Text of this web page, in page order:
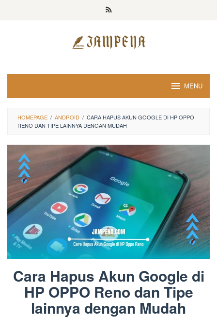
MENU
HOMEPAGE / ANDROID / CARA HAPUS AKUN GOOGLE DI HP OPPO
RENO DAN TIPE LAINNYA DENGAN MUDAH
Cara Hapus Akun Google di
HP OPPO Reno dan Tipe
lainnya dengan Mudah